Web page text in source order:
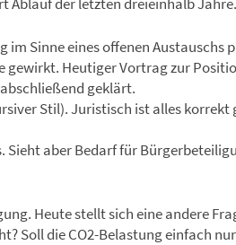
im Sinne eines offenen Austauschs
Heutiger Vortrag zur
geklärt.
Stil). Juristisch ist alles
aber Bedarf für
Heute stellt sich eine andere
Soll die CO2-Belastung einfach